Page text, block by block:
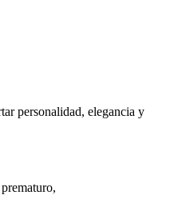
personalidad, elegancia y